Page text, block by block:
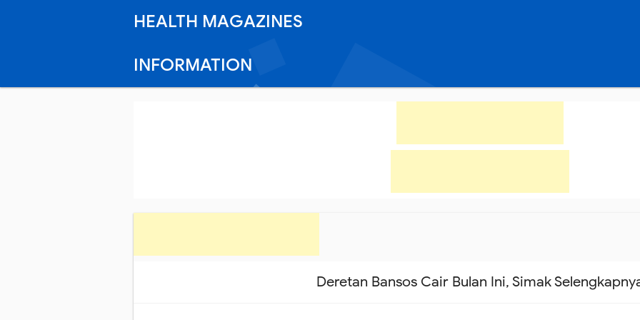
HEALTH MAGAZINES
INFORMATION
Deretan Bansos Cair Bulan Ini, Simak